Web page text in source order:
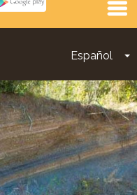
Español
Main
navigation